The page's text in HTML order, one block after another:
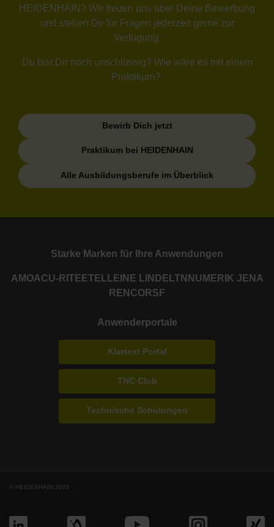
HEIDENHAIN? Wir freuen uns über Deine Bewerbung
und stehen Dir für Fragen jederzeit gerne zur
Verfügung.
Du bist Dir noch unschlüssig? Wie wäre es mit einem
Praktikum?
Bewirb Dich jetzt
Praktikum bei HEIDENHAIN
Alle Ausbildungsberufe im Überblick
Starke Marken für Ihre Anwendungen
AMOACU-RITE ETEL LEINE LINDE LTN NUMERIK JENA
RENCORSF
Anwenderportale
Klartext Portal
TNC Club
Technische Schulungen
© HEIDENHAIN 2026